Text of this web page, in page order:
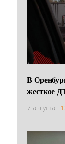
В
жесткое
7 августа